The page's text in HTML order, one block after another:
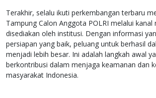
Terakhir, selalu ikuti perkembangan terbaru
Tampung Calon Anggota POLRI melalui kanal
disediakan oleh institusi. Dengan informasi
persiapan yang baik, peluang untuk berhasil
menjadi lebih besar. Ini adalah langkah awal
berkontribusi dalam menjaga keamanan dan
masyarakat Indonesia.